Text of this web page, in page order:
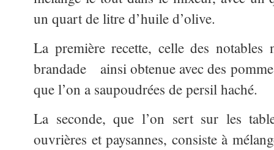
un quart de litre d’huile d’olive.
La première recette, celle des
brandade ainsi obtenue avec des
que l’on a saupoudrées de persil haché.
La seconde, que l’on sert sur les
ouvrières et paysannes, consiste à